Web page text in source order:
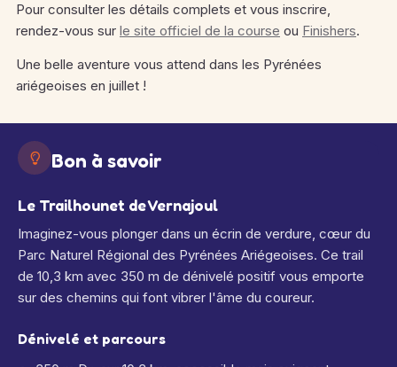
Pour consulter les détails complets et vous inscrire,
rendez-vous sur le site officiel de la course ou Finishers.
Une belle aventure vous attend dans les Pyrénées
ariégeoises en juillet !
Bon à savoir
Le Trailhounet de Vernajoul
Imaginez-vous plonger dans un écrin de verdure, cœur du
Parc Naturel Régional des Pyrénées Ariégeoises. Ce trail
de 10,3 km avec 350 m de dénivelé positif vous emporte
sur des chemins qui font vibrer l'âme du coureur.
Dénivelé et parcours